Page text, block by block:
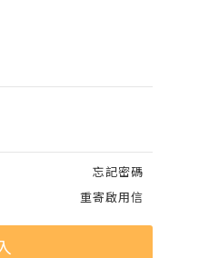
忘記密碼
重寄啟用信